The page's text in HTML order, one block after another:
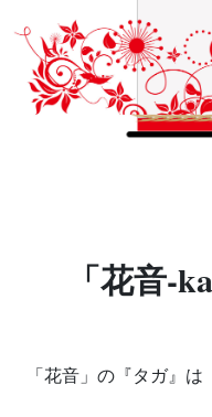
「花音-
「花音」の『タガ』